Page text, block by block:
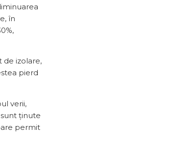
în
de izolare,
pierd
verii,
ținute
permit